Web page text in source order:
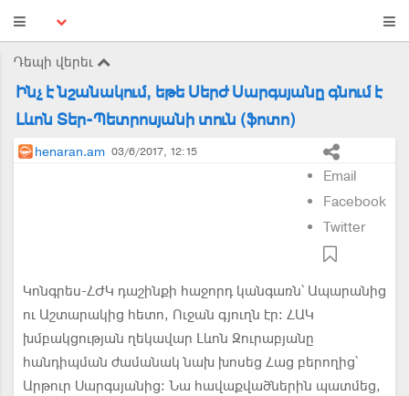
Դեպի վերեւ
Ինչ է նշանակում, եթե Սերժ Սարգսյանը գնում է
Լևոն Տեր-Պետրոսյանի տուն (ֆոտո)
henaran.am 03/6/2017, 12:15
Email
Facebook
Twitter
Կոնգրես-ՀԺԿ դաշինքի հաջորդ կանգառն՝ Ապարանից
ու Աշտարակից հետո, Ուջան գյուղն էր: ՀԱԿ
խմբակցության ղեկավար Լևոն Զուրաբյանը
հանդիպման ժամանակ նախ խոսեց Հաց բերողից՝
Արթուր Սարգսյանից: Նա հավաքվածներին պատմեց,